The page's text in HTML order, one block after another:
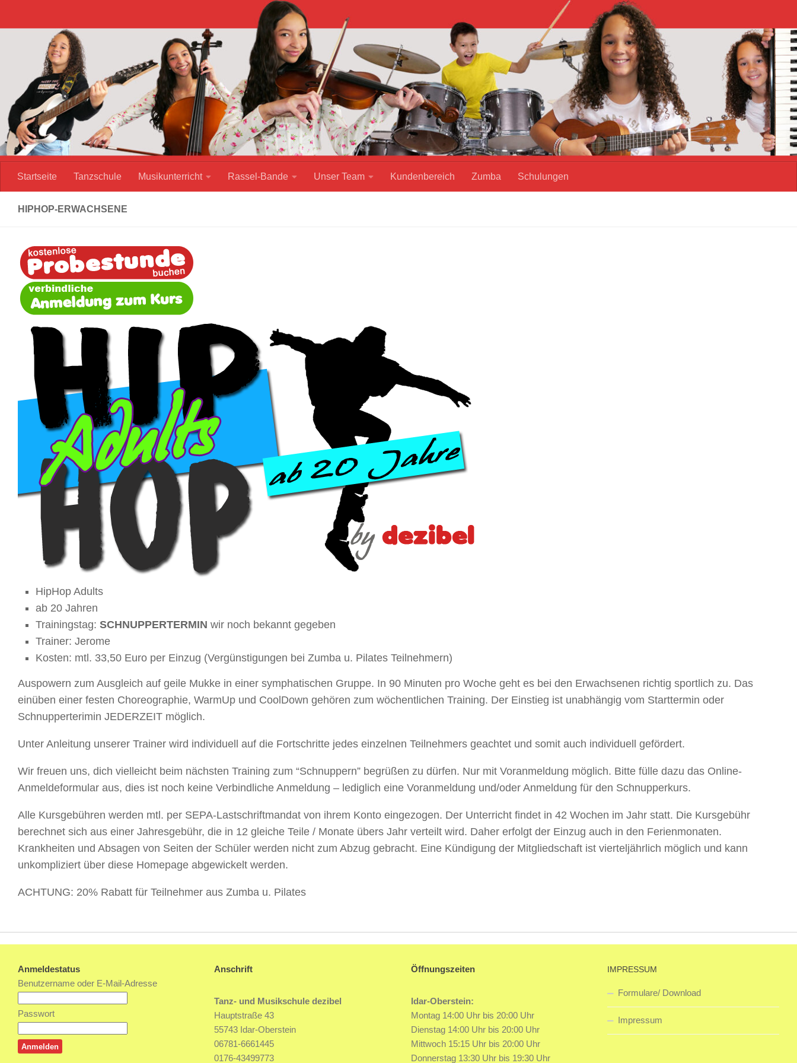
Startseite Tanzschule Musikunterricht Rassel-Bande Unser Team Kundenbereich Zumba Schulungen
HIPHOP-ERWACHSENE
HipHop Adults
ab 20 Jahren
Trainingstag: SCHNUPPERTERMIN wir noch bekannt gegeben
Trainer: Jerome
Kosten: mtl. 33,50 Euro per Einzug (Vergünstigungen bei Zumba u. Pilates Teilnehmern)
Auspowern zum Ausgleich auf geile Mukke in einer symphatischen Gruppe. In 90 Minuten pro Woche geht es bei den Erwachsenen richtig sportlich zu. Das
einüben einer festen Choreographie, WarmUp und CoolDown gehören zum wöchentlichen Training. Der Einstieg ist unabhängig vom Starttermin oder
Schnupperterimin JEDERZEIT möglich.
Unter Anleitung unserer Trainer wird individuell auf die Fortschritte jedes einzelnen Teilnehmers geachtet und somit auch individuell gefördert.
Wir freuen uns, dich vielleicht beim nächsten Training zum “Schnuppern” begrüßen zu dürfen. Nur mit Voranmeldung möglich. Bitte fülle dazu das Online-
Anmeldeformular aus, dies ist noch keine Verbindliche Anmeldung – lediglich eine Voranmeldung und/oder Anmeldung für den Schnupperkurs.
Alle Kursgebühren werden mtl. per SEPA-Lastschriftmandat von ihrem Konto eingezogen. Der Unterricht findet in 42 Wochen im Jahr statt. Die Kursgebühr
berechnet sich aus einer Jahresgebühr, die in 12 gleiche Teile / Monate übers Jahr verteilt wird. Daher erfolgt der Einzug auch in den Ferienmonaten.
Krankheiten und Absagen von Seiten der Schüler werden nicht zum Abzug gebracht. Eine Kündigung der Mitgliedschaft ist vierteljährlich möglich und kann
unkompliziert über diese Homepage abgewickelt werden.
ACHTUNG: 20% Rabatt für Teilnehmer aus Zumba u. Pilates
Anmeldestatus
Benutzername oder E-Mail-Adresse
Passwort
Anschrift
Tanz- und Musikschule dezibel
Hauptstraße 43
55743 Idar-Oberstein
06781-6661445
0176-43499773
Öffnungszeiten
Idar-Oberstein:
Montag 14:00 Uhr bis 20:00 Uhr
Dienstag 14:00 Uhr bis 20:00 Uhr
Mittwoch 15:15 Uhr bis 20:00 Uhr
Donnerstag 13:30 Uhr bis 19:30 Uhr
IMPRESSUM
Formulare/ Download
Impressum